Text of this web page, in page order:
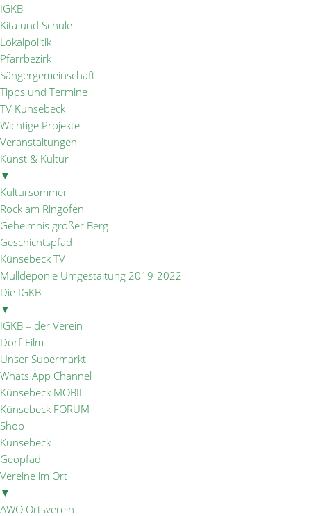
IGKB
Kita und Schule
Lokalpolitik
Pfarrbezirk
Sängergemeinschaft
Tipps und Termine
TV Künsebeck
Wichtige Projekte
Veranstaltungen
Kunst & Kultur
▼
Kultursommer
Rock am Ringofen
Geheimnis großer Berg
Geschichtspfad
Künsebeck TV
Mülldeponie Umgestaltung 2019-2022
Die IGKB
▼
IGKB – der Verein
Dorf-Film
Unser Supermarkt
Whats App Channel
Künsebeck MOBIL
Künsebeck FORUM
Shop
Künsebeck
Geopfad
Vereine im Ort
▼
AWO Ortsverein